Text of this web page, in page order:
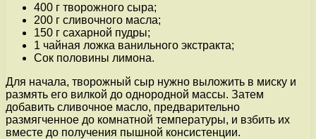
400 г творожного сыра;
200 г сливочного масла;
150 г сахарной пудры;
1 чайная ложка ванильного экстракта;
Сок половины лимона.
Для начала, творожный сыр нужно выложить в миску и
размять его вилкой до однородной массы. Затем
добавить сливочное масло, предварительно
размягченное до комнатной температуры, и взбить их
вместе до получения пышной консистенции.